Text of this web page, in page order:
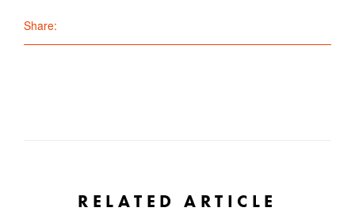
Share:
RELATED ARTICLE